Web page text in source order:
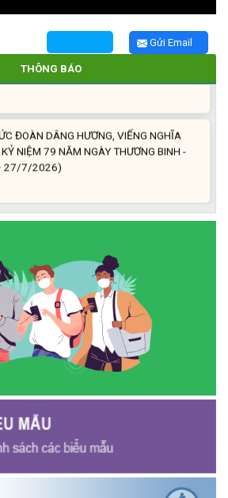
Gửi Email
THÔNG BÁO
CƯ M’GAR: SƠ KẾT CÔNG TÁC HỘI 6
TOÀN TỔ CHỨC CHI HỘI SAU SÁP
ĐOÀN DÂNG HƯƠNG, VIẾNG NGHĨA
NIỆM 79 NĂM NGÀY THƯƠNG BINH -
27/7/2026)
LỰC - CHỦ TỊCH UBND XÃ CƯ M’GAR
Trung ương 3, khóa XIV của Tổng Bí
LAO ĐỘNG ĐI LÀM VIỆC TẠI HÀN
TẠI TUẦN LỄ NÔNG SẢN VÀ SẢN PHẨM